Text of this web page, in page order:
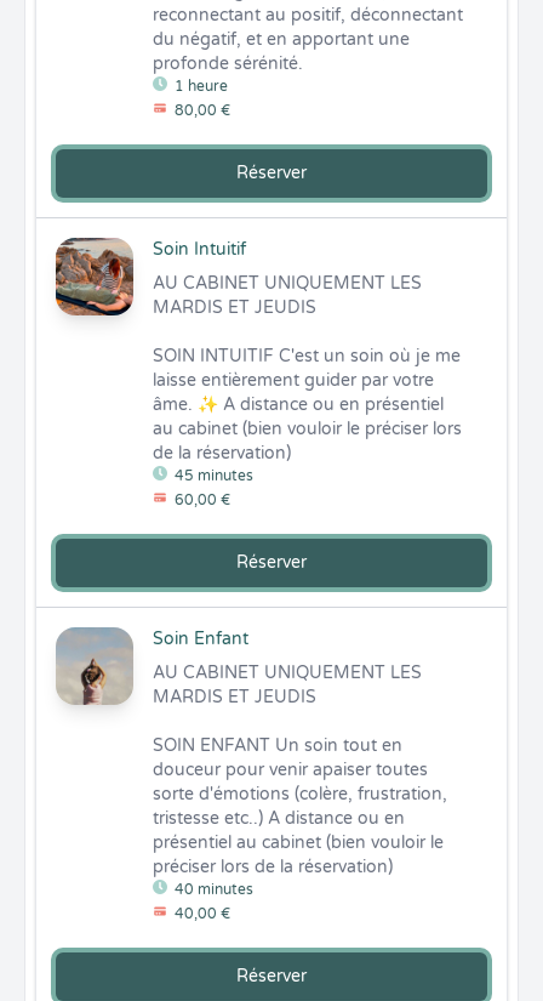
1 heure
80,00 €
reconnectant au positif, déconnectant
du négatif, et en apportant une
profonde sérénité.
Réserver
Soin Intuitif
45 minutes
60,00 €
AU CABINET UNIQUEMENT LES
MARDIS ET JEUDIS
SOIN INTUITIF C'est un soin où je me
laisse entièrement guider par votre
âme. ✨ A distance ou en présentiel
au cabinet (bien vouloir le préciser lors
de la réservation)
Réserver
Soin Enfant
40 minutes
40,00 €
AU CABINET UNIQUEMENT LES
MARDIS ET JEUDIS
SOIN ENFANT Un soin tout en
douceur pour venir apaiser toutes
sorte d'émotions (colère, frustration,
tristesse etc..) A distance ou en
présentiel au cabinet (bien vouloir le
préciser lors de la réservation)
Réserver